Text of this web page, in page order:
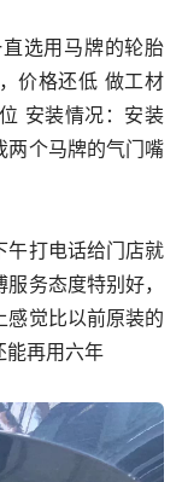
选用马牌的轮胎
价格还低 做工材
安装情况：安装
两个马牌的气门嘴
午打电话给门店就
务态度特别好，
感觉比以前原装的
能再用六年